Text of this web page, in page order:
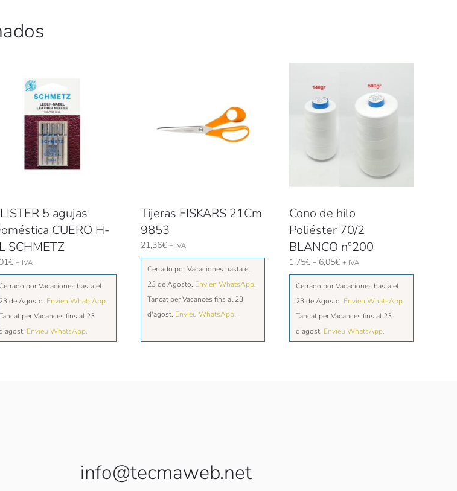
5 agujas
CUERO H-
SCHMETZ
€ + IVA
por Vacaciones hasta el
23 de Agosto. Envien WhatsApp.
per Vacances fins al 23
Envieu WhatsApp.
Tijeras FISKARS 21Cm
9853
21,36€ + IVA
Cerrado por Vacaciones hasta el
23 de Agosto. Envien WhatsApp.
Tancat per Vacances fins al 23
d'agost. Envieu WhatsApp.
Cono de hilo
Poliéster 70/2
BLANCO nº200
1,75€ - 6,05€Rango
de
precios:
desde
6,05€
+ IVA
Cerrado por Vacaciones hasta el
23 de Agosto. Envien WhatsApp.
Tancat per Vacances fins al 23
d'agost. Envieu WhatsApp.
info@tecmaweb.net